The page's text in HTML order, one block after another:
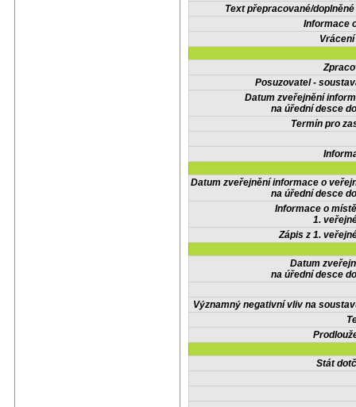
Text přepracované/
Informace
Posuzovatel -
Datum zveřejnění
na úřední desce
Termín pro
Datum zveřejnění informace o
na úřední desce
Informace o
1.
Zápis z 1.
Datum
na úřední desce
Významný negativní vliv na
Stát